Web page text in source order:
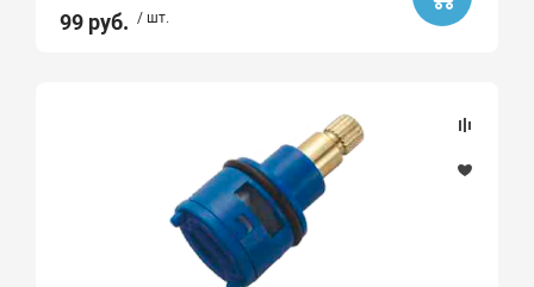
99 руб. / шт.